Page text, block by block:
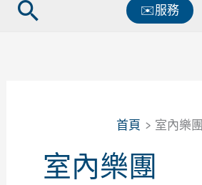
搜
✉️服務
首頁 室內樂團
室內樂團